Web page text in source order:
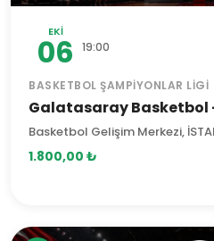
EKI
06 19:00
BASKETBOL ŞAMPIYONLAR LIGI
Galatasaray Basketbol
Basketbol Gelişim Merkezi,
1.800,00 ₺